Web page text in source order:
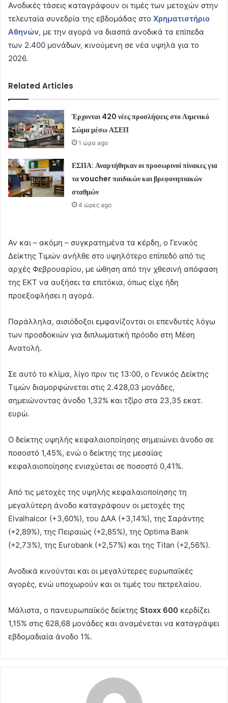
Ανοδικές τάσεις καταγράφουν οι τιμές των μετοχών στην
τελευταία συνεδρία της εβδομάδας στο Χρηματιστήριο
Αθηνών, με την αγορά να διασπά ανοδικά τα επίπεδα
των 2.400 μονάδων, κινούμενη σε νέα υψηλά για το
2026.
Related Articles
Έρχονται 420 νέες προσλήψεις στο Λιμενικό
Σώμα μέσω ΑΣΕΠ
1 ώρα ago
ΕΣΠΑ: Αναρτήθηκαν οι προσωρινοί πίνακες για
τα voucher παιδικών και βρεφονηπιακών
σταθμών
4 ώρες ago
Αν και – ακόμη – συγκρατημένα τα κέρδη, ο Γενικός
Δείκτης Τιμών ανήλθε στο υψηλότερο επίπεδό από τις
αρχές Φεβρουαρίου, με ώθηση από την χθεσινή απόφαση
της ΕΚΤ να αυξήσει τα επιτόκια, όπως είχε ήδη
προεξοφλήσει η αγορά.
Παράλληλα, αισιόδοξοι εμφανίζονται οι επενδυτές λόγω
των προσδοκιών για διπλωματική πρόοδο στη Μέση
Ανατολή.
Σε αυτό το κλίμα, λίγο πριν τις 13:00, ο Γενικός Δείκτης
Τιμών διαμορφώνεται στις 2.428,03 μονάδες,
σημειώνοντας άνοδο 1,32% και τζίρο στα 23,35 εκατ.
ευρώ.
Ο δείκτης υψηλής κεφαλαιοποίησης σημειώνει άνοδο σε
ποσοστό 1,45%, ενώ ο δείκτης της μεσαίας
κεφαλαιοποίησης ενισχύεται σε ποσοστό 0,41%.
Από τις μετοχές της υψηλής κεφαλαιοποίησης τη
μεγαλύτερη άνοδο καταγράφουν οι μετοχές της
Elvalhalcor (+3,60%), του ΔΑΑ (+3,14%), της Σαράντης
(+2,89%), της Πειραιώς (+2,85%), της Optima Bank
(+2,73%), της Eurobank (+2,57%) και της Titan (+2,56%).
Ανοδικά κινούνται και οι μεγαλύτερες ευρωπαϊκές
αγορές, ενώ υποχωρούν και οι τιμές του πετρελαίου.
Μάλιστα, ο πανευρωπαϊκός δείκτης Stoxx 600 κερδίζει
1,15% στις 628,68 μονάδες και αναμένεται να καταγράψει
εβδομαδιαία άνοδο 1%.